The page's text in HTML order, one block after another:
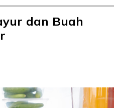
dan Buah